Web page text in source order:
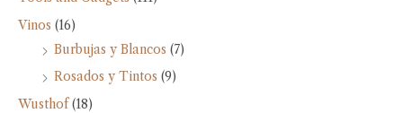
Vinos (16)
Burbujas y Blancos (7)
Rosados y Tintos (9)
Wusthof (18)